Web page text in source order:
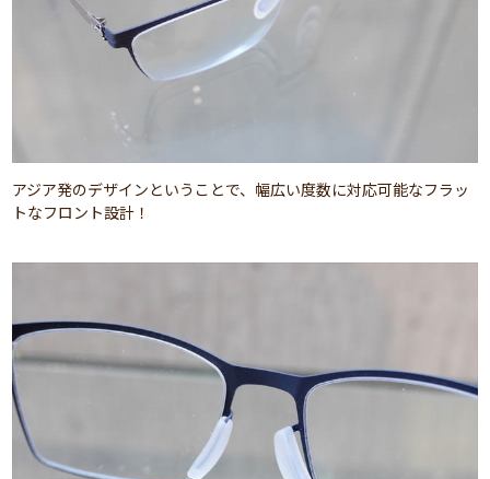
アジア発のデザインということで、幅広い度数に対応可能なフラッ
トなフロント設計！